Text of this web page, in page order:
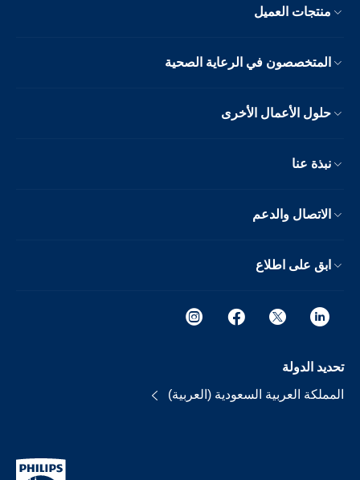
منتجات العميل
المتخصصون في الرعاية الصحية
حلول الأعمال الأخرى
نبذة عنا
الاتصال والدعم
ابق على اطلاع
تحديد الدولة
المملكة العربية السعودية (العربية)